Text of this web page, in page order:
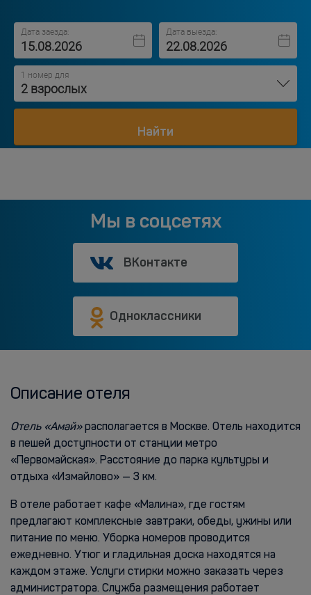
Дата заезда: Дата выезда:
1 номер для
2 взрослых
Найти
Мы в соцсетях
ВКонтакте
Одноклассники
Описание отеля
Отель «Амай»располагается в Москве. Отель находится
в пешей доступности от станции метро
«Первомайская». Расстояние до парка культуры и
отдыха «Измайлово» — 3 км.
В отеле работает кафе «Малина», где гостям
предлагают комплексные завтраки, обеды, ужины или
питание по меню. Уборка номеров проводится
ежедневно. Утюг и гладильная доска находятся на
каждом этаже. Услуги стирки можно заказать через
администратора. Служба размещения работает